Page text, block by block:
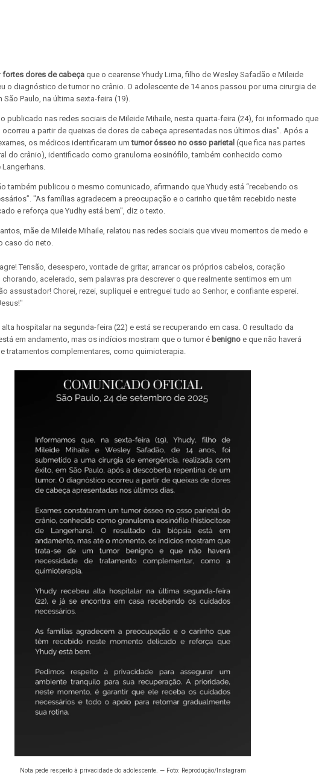
fortes dores de cabeça que o cearense Yhudy Lima, filho de Wesley Safadão e Mileide
o diagnóstico de tumor no crânio. O adolescente de 14 anos passou por uma cirurgia de
São Paulo, na última sexta-feira (19).
publicado nas redes sociais de Mileide Mihaile, nesta quarta-feira (24), foi informado que
a partir de queixas de dores de cabeça apresentadas nos últimos dias”. Após a
os médicos identificaram umtumor ósseo no osso parietal (que fica nas partes
do crânio), identificado como granuloma eosinófilo, também conhecido como
também publicou o mesmo comunicado, afirmando que Yhudy está “recebendo os
"As famílias agradecem a preocupação e o carinho que têm recebido neste
e reforça que Yudhy está bem", diz o texto.
mãe de Mileide Mihaile, relatou nas redes sociais que viveu momentos de medo e
caso do neto.
Tensão, desespero, vontade de gritar, arrancar os próprios cabelos, coração
chorando, acelerado, sem palavras pra descrever o que realmente sentimos em um
assustador! Chorei, rezei, supliquei e entreguei tudo ao Senhor, e confiante esperei.
alta hospitalar na segunda-feira (22) e está se recuperando em casa. O resultado da
em andamento, mas os indícios mostram que o tumor é benigno e que não haverá
tratamentos complementares, como quimioterapia.
Nota pede respeito à privacidade do adolescente. — Foto: Reprodução/Instagram